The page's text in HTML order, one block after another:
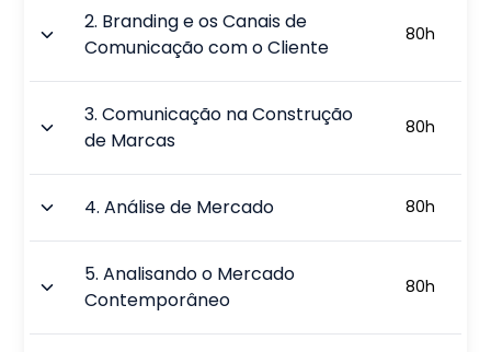
2. Branding e os Canais de
Comunicação com o Cliente
80h
3.Comunicação na Construção
de Marcas
80h
4.Análise de Mercado 80h
5.Analisando o Mercado
Contemporâneo
80h